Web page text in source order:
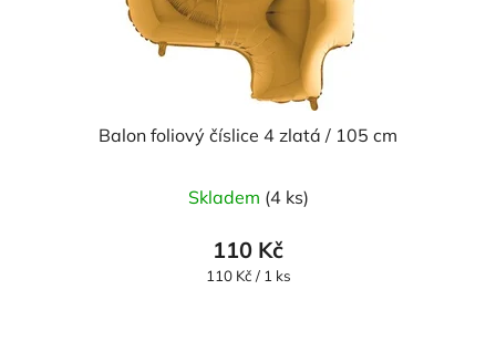
Balon foliový číslice 4 zlatá / 105 cm
hodnocení
produktu
je
Skladem (4 ks)
110 Kč
Měrná
110 Kč / 1 ks